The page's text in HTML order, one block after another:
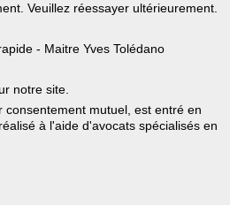
Veuillez réessayer ultérieurement.
- Maitre Yves Tolédano
notre site.
mutuel, est entré en
à l'aide d'avocats spécialisés en